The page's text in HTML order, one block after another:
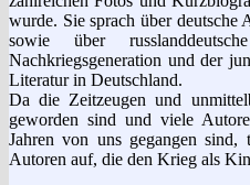
wurde. Sie sprach über deutsche
sowie über
Nachkriegsgeneration und der
Literatur in Deutschland.
Da die Zeitzeugen und
geworden sind und viele
Jahren von uns gegangen sind,
Autoren auf, die den Krieg als